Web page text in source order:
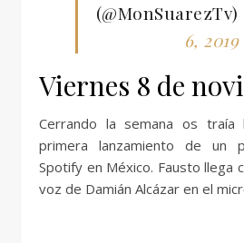
(@MonSuarezTv)
6, 2019
Viernes 8 de
Cerrando la semana os
primera lanzamiento de un
Spotify en México. Fausto llega
voz de Damián Alcázar en el